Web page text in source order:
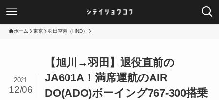
ホーム 東京 羽田空港（HND）
【旭川→羽田】退役直前の
JA601A！満席運航のAIR
DO(ADO)ボーイング767-300搭乗
2021
12/06